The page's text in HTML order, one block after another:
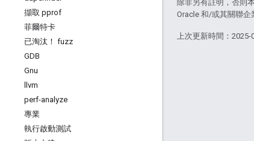
擷取 pprof
菲爾特卡
已淘汰！ fuzz
GDB
Gnu
llvm
perf-analyze
專業
執行啟動測試
除非另有註明，否則
Oracle 和/或其關聯企
上次更新時間：2025-